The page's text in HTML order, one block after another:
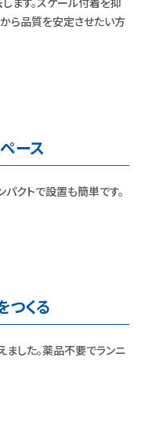
ら品質を安定させたい方
ース
クトで設置も簡単です。
つくる
した。薬品不要でランニ